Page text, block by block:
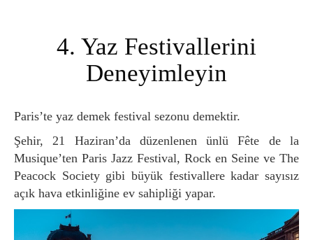
4. Yaz Festivallerini
Deneyimleyin
Paris’te yaz demek festival sezonu demektir.
Şehir, 21 Haziran’da düzenlenen ünlü Fête de la
Musique’ten Paris Jazz Festival, Rock en Seine ve The
Peacock Society gibi büyük festivallere kadar sayısız
açık hava etkinliğine ev sahipliği yapar.